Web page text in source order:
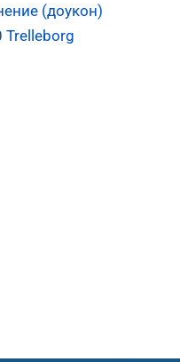
(доукон)
Trelleborg